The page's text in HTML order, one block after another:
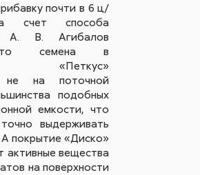
почти в 6 ц/
счет способа
А. В. Агибалов
что семена в
«Петкус»
не на поточной
подобных
емкости, что
выдерживать
покрытие «Диско»
активные вещества
на поверхности